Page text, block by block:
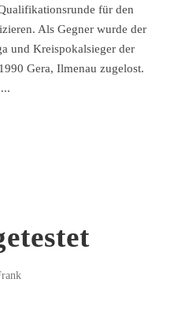
für den
Als Gegner wurde der
und Kreispokalsieger der
Gera, Ilmenau zugelost.